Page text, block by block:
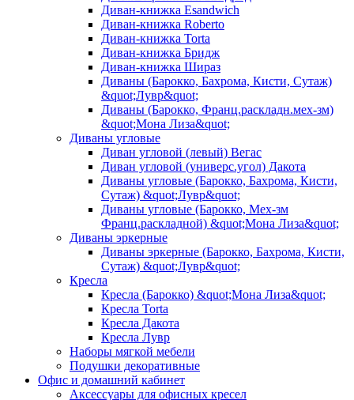
Диван-книжка Esandwich
Диван-книжка Roberto
Диван-книжка Torta
Диван-книжка Бридж
Диван-книжка Шираз
Диваны (Барокко, Бахрома, Кисти, Сутаж)
&quot;Лувр&quot;
Диваны (Барокко, Франц.раскладн.мех-зм)
&quot;Мона Лиза&quot;
Диваны угловые
Диван угловой (левый) Вегас
Диван угловой (универс.угол) Дакота
Диваны угловые (Барокко, Бахрома, Кисти,
Сутаж) &quot;Лувр&quot;
Диваны угловые (Барокко, Мех-зм
Франц.раскладной) &quot;Мона Лиза&quot;
Диваны эркерные
Диваны эркерные (Барокко, Бахрома, Кисти,
Сутаж) &quot;Лувр&quot;
Кресла
Кресла (Барокко) &quot;Мона Лиза&quot;
Кресла Torta
Кресла Дакота
Кресла Лувр
Наборы мягкой мебели
Подушки декоративные
Офис и домашний кабинет
Аксессуары для офисных кресел